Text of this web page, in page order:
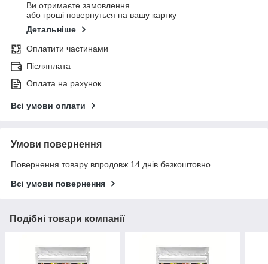
Ви отримаєте замовлення
або гроші повернуться на вашу картку
Детальніше
Оплатити частинами
Післяплата
Оплата на рахунок
Всі умови оплати
Умови повернення
Повернення товару впродовж 14 днів безкоштовно
Всі умови повернення
Подібні товари компанії